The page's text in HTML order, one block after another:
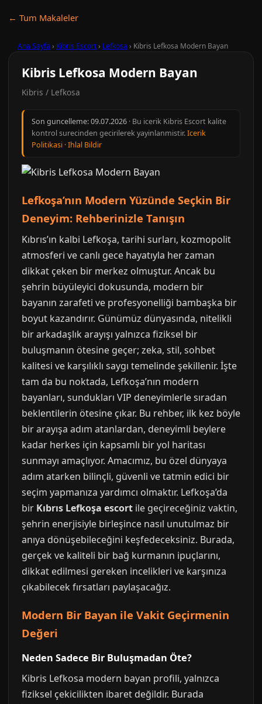
← Tum Makaleler
Ana Sayfa › Kibris Escort› Lefkosa › Kibris Lefkosa Modern Bayan
Kibris Lefkosa Modern Bayan
Kibris / Lefkosa
Son guncelleme:09.07.2026 · Bu icerik Kibris Escort kalite
kontrol surecinden gecirilerek yayinlanmistir.Icerik
Politikasi ·Ihlal Bildir
Lefkoşa’nın Modern Yüzünde Seçkin Bir
Deneyim: Rehberinizle Tanışın
Kıbrıs’ın kalbi Lefkoşa, tarihi surları, kozmopolit
atmosferi ve canlı gece hayatıyla her zaman
dikkat çeken bir merkez olmuştur. Ancak bu
şehrin büyüleyici dokusunda, modern bir
bayanın zarafeti ve profesyonelliği bambaşka bir
boyut kazandırır. Günümüz dünyasında, nitelikli
bir arkadaşlık arayışı yalnızca fiziksel bir
buluşmanın ötesine geçer; zeka, stil, sohbet
kalitesi ve karşılıklı saygı temelinde şekillenir. İşte
tam da bu noktada, Lefkoşa’nın modern
bayanları, sundukları VIP deneyimlerle sıradan
beklentilerin ötesine çıkar. Bu rehber, ilk kez böyle
bir arayışa adım atanlardan, deneyimli beylere
kadar herkes için kapsamlı bir yol haritası
sunmayı amaçlıyor. Amacımız, bu özel dünyaya
adım atarken bilinçli, güvenli ve tatmin edici bir
seçim yapmanıza yardımcı olmaktır. Lefkoşa’da
bir Kıbrıs Lefkoşa escort ile geçireceğiniz vaktin,
şehrin enerjisiyle birleşince nasıl unutulmaz bir
anıya dönüşebileceğini keşfedeceksiniz. Burada,
gerçek ve kaliteli bir bağ kurmanın ipuçlarını,
dikkat edilmesi gereken incelikleri ve karşınıza
çıkabilecek fırsatları paylaşacağız.
Modern Bir Bayan ile Vakit Geçirmenin
Değeri
Neden Sadece Bir Buluşmadan Öte?
Kibris Lefkosa modern bayan profili, yalnızca
fiziksel çekicilikten ibaret değildir. Burada